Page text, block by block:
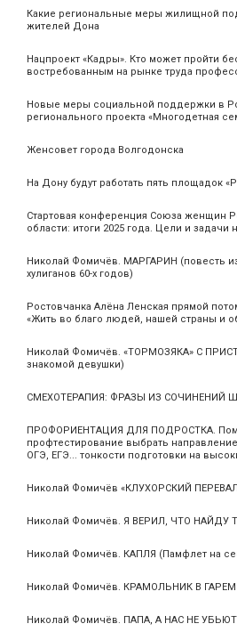
Какие региональные меры жилищной
жителей Дона
Нацпроект «Кадры». Кто может пройти
востребованным на рынке труда
Новые меры социальной поддержки в
регионального проекта «Многодетная
Женсовет города Волгодонска
На Дону будут работать пять площадок
Стартовая конференция Союза женщин
области: итоги 2025 года. Цели и задачи
Николай Фомичёв. МАРГАРИН (повесть
хулиганов 60-х годов)
Ростовчанка Алёна Ленская прямой
«Жить во благо людей, нашей страны и
Николай Фомичёв. «ТОРМОЗЯКА» С
знакомой девушки)
СМЕХОТЕРАПИЯ: ФРАЗЫ ИЗ СОЧИНЕНИЙ
ПРОФОРИЕНТАЦИЯ ДЛЯ ПОДРОСТКА.
профтестирование выбрать
ОГЭ, ЕГЭ... тонкости подготовки на
Николай Фомичёв «КЛУХОРСКИЙ
Николай Фомичёв. Я ВЕРИЛ, ЧТО НАЙДУ
Николай Фомичёв. КАПЛЯ (Памфлет на
Николай Фомичёв. КРАМОЛЬНИК В
Николай Фомичёв. ПАПА, А НАС НЕ